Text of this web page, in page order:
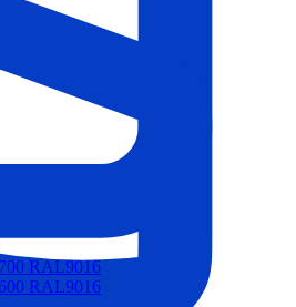
RAL9016
RAL9016